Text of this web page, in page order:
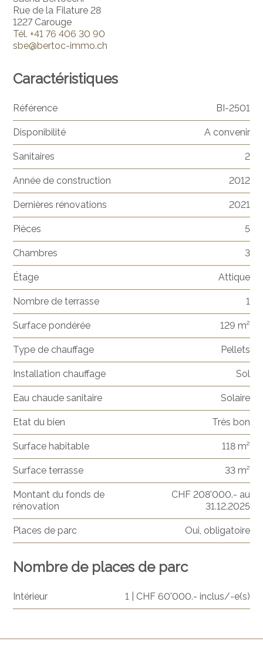
Rue de la Filature 28
1227 Carouge
Tél. +41 76 406 30 90
sbe@bertoc-immo.ch
Caractéristiques
Référence BI-2501
Disponibilité A convenir
Sanitaires 2
Année de construction 2012
Dernières rénovations 2021
Pièces 5
Chambres 3
Étage Attique
Nombre de terrasse 1
Surface pondérée 129 m²
Type de chauffage Pellets
Installation chauffage Sol
Eau chaude sanitaire Solaire
Etat du bien Très bon
Surface habitable 118 m²
Surface terrasse 33 m²
Montant du fonds de
rénovation
CHF 208'000.- au
31.12.2025
Places de parc Oui, obligatoire
Nombre de places de parc
Intérieur 1 | CHF 60'000.- inclus/-e(s)